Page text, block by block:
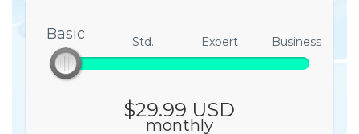
Basic
Basic Std. Expert Business
$29.99 USD
monthly